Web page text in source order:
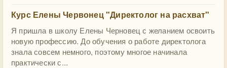
Курс Елены Червонец "Директолог на расхват"
Я пришла в школу Елены Черновец с желанием освоить
новую профессию. До обучения о работе директолога
знала совсем немного, поэтому многое начинала
практически с...